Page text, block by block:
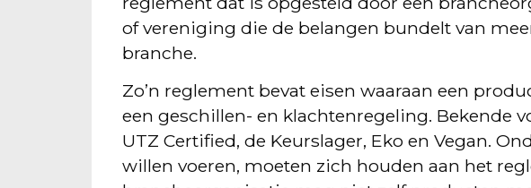
of vereniging die de belangen bundelt van
branche.
Zo’n reglement bevat eisen waaraan een
een geschillen- en klachtenregeling. Bekende
UTZ Certified, de Keurslager, Eko en Vegan.
willen voeren, moeten zich houden aan het